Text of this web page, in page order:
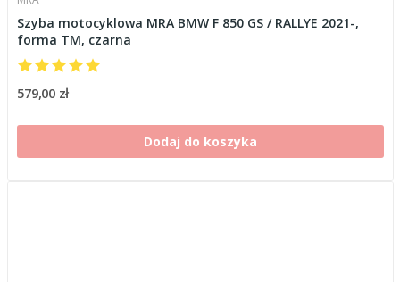
Szyba motocyklowa MRA BMW F 850 GS / RALLYE 2021-,
forma TM, czarna
579,00 zł
Dodaj do koszyka